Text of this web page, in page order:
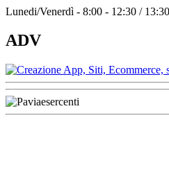
Lunedi/Venerdì - 8:00 - 12:30 /
ADV